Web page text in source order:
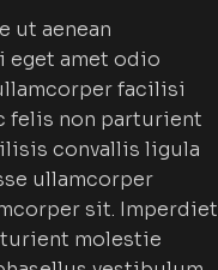
ut aenean
eget amet odio
facilisi
felis non parturient
convallis ligula
ullamcorper
sit. Imperdiet
molestie